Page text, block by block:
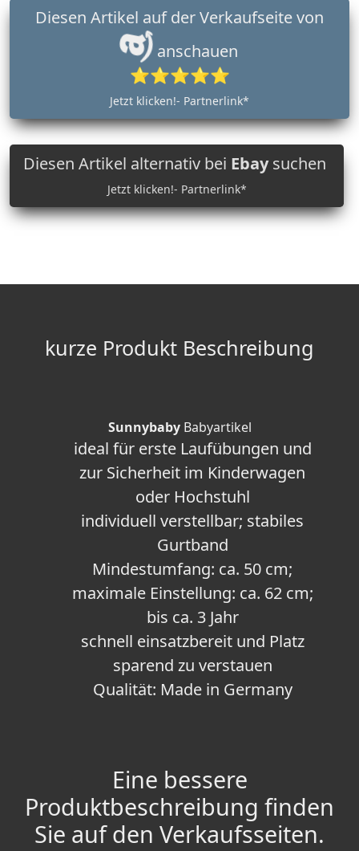
anschauen
⭐⭐⭐⭐⭐
Jetzt klicken!- Partnerlink*
Diesen Artikel alternativ bei Ebaysuchen
Jetzt klicken!- Partnerlink*
kurze Produkt Beschreibung
SunnybabyBabyartikel
ideal für erste Laufübungen und
zur Sicherheit im Kinderwagen
oder Hochstuhl
individuell verstellbar; stabiles
Gurtband
Mindestumfang: ca. 50 cm;
maximale Einstellung: ca. 62 cm;
bis ca. 3 Jahr
schnell einsatzbereit und Platz
sparend zu verstauen
Qualität: Made in Germany
Eine bessere
Produktbeschreibung finden
Sie auf den Verkaufsseiten.